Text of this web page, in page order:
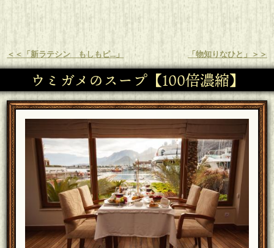
＜＜「新ラテシン もしもピ...」 「物知りなひと」＞＞
ウミガメのスープ【100倍濃縮】